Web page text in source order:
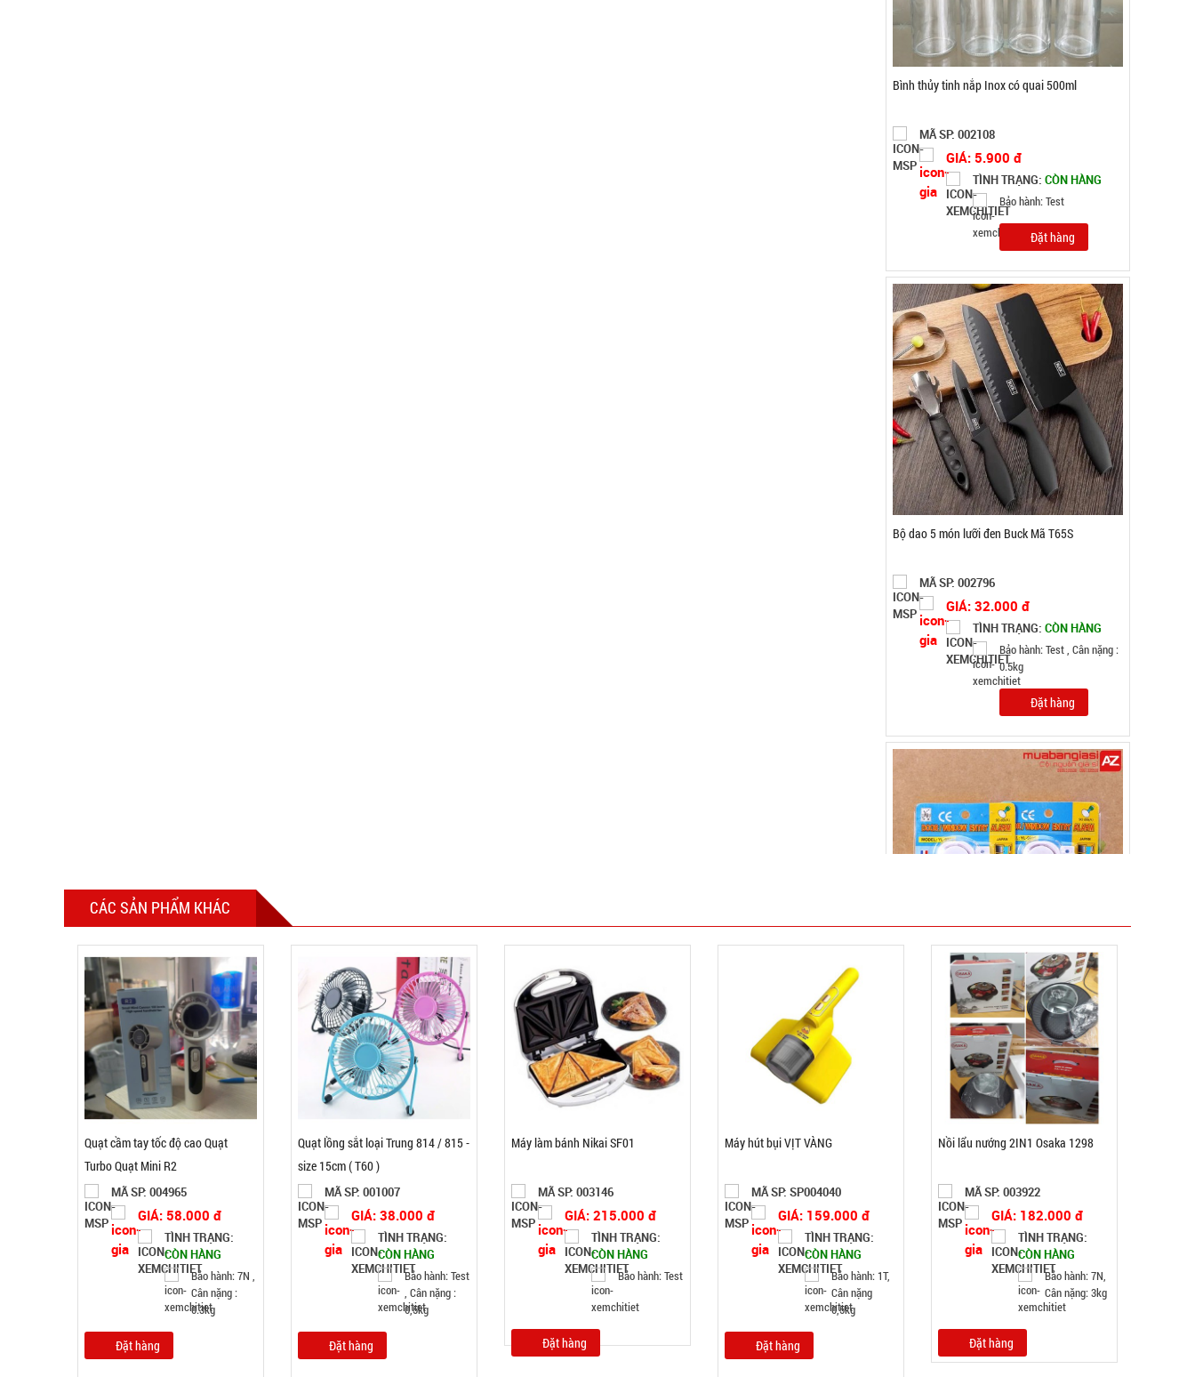
Bộ dao 5 món lưỡi đen Buck Mã T65S
GIÁ: 32.000 đ
TÌNH TRẠNG:
Bảo hành: Test , Cân nặng :
0.5kg
Đặt hàng
Chuông báo động chống trộm cửa
MÃ SP: 000389
GIÁ: 11.500 đ
TÌNH TRẠNG: CÒN HÀNG
Bảo hành: Test
Đặt hàng
Lót chuột pad 25x30cm Tyloo màu đỏ Dày 4 Ly
( T200, Full VAT )
MÃ SP: SP004285
GIÁ: 16.000 đ
TÌNH TRẠNG:CÒN HÀNG
Bảo hành: Test; Cân nặng:
0,3kg
Đặt hàng
CÁC SẢN PHẨM KHÁC
Quạt cầm tay tốc độ cao Quạt
Turbo Quạt Mini R2
MÃ SP: 004965
GIÁ: 58.000 đ
TÌNH TRẠNG:
CÒN HÀNG
Bảo hành: 7N ,
Cân nặng :
0.3kg
Đặt hàng
Quạt lồng sắt loại Trung 814 / 815 -
size 15cm ( T60 )
MÃ SP: 001007
GIÁ: 38.000 đ
TÌNH TRẠNG:
CÒN HÀNG
Bảo hành: Test
, Cân nặng :
0,5kg
Đặt hàng
Máy làm bánh Nikai SF01
MÃ SP: 003146
GIÁ: 215.000 đ
TÌNH TRẠNG:
CÒN HÀNG
Bảo hành: Test
Đặt hàng
Máy hút bụi VỊT VÀNG
MÃ SP: SP004040
GIÁ: 159.000 đ
TÌNH TRẠNG:
CÒN HÀNG
Bảo hành: 1T,
Cân nặng
0,5kg
Đặt hàng
Nồi lẩu nướng 2IN1 Osaka 1298
MÃ SP: 003922
GIÁ: 182.000 đ
TÌNH TRẠNG:
CÒN HÀNG
Bảo hành: 7N,
Cân nặng: 3kg
Đặt hàng